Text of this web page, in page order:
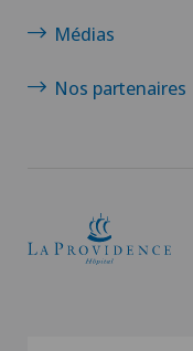
Médias
Nos partenaires